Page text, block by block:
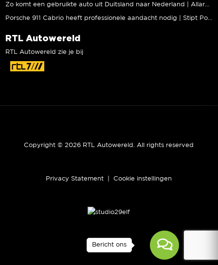
Bericht ons
Zo komt een gebruikte auto uit Duitsland naar Nederland | Allard Kalff
Porsche 911 Cabrio heeft professionele aandacht nodig | Stipt Polish Point
RTL Autowereld
RTL Autowereld zie je bij
Copyright © 2026 RTL Autowereld. All rights reserved
Privacy Statement Cookie instellingen